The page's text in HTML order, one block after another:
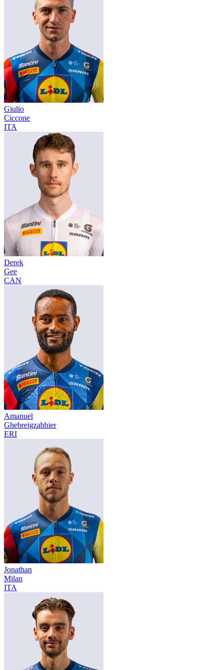
Giulio
Ciccone
ITA
Derek
Gee
CAN
Amanuel
Ghebreigzabhier
ERI
Jonathan
Milan
ITA